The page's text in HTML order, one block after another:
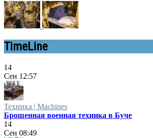
TimeLine
14
Сен 12:57
Техника | Machines
Брошенная военная техника в Буче
14
Сен 08:49